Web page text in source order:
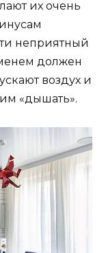
их очень
неприятный
должен
воздух и
«дышать».